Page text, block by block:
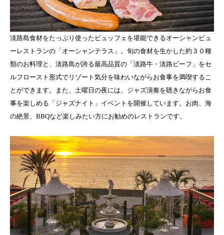
淡路島食材をたっぷり使ったビュッフェを堪能できるオーシャンビュ
ーレストランの「オーシャンテラス」。旬の食材を生かした約３０種
類のお料理と、淡路島が誇る最高品質の「淡路牛・淡路ビーフ」をセ
ルフロースト形式でリゾート気分を味わいながらお食事を満喫するこ
とができます。また、土曜日の夜には、ジャズ演奏を聴きながらお食
事を楽しめる「ジャズナイト」イベントを開催しています。お肉、海
の絶景、BBQなど楽しみたい方にお勧めのレストランです。